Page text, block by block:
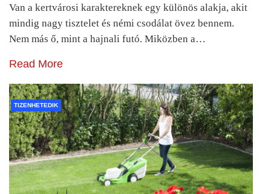
Van a kertvárosi karaktereknek egy különös alakja, akit
mindig nagy tisztelet és némi csodálat övez bennem.
Nem más ő, mint a hajnali futó. Miközben a…
Read More
TIZENHETEDIK